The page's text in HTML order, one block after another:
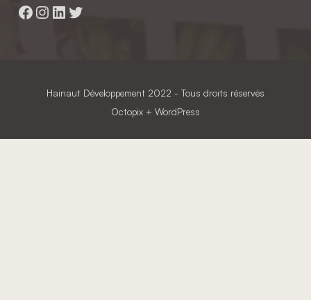
Facebook
Instagram
LinkedIn
Twitter
Hainaut Développement 2022 - Tous droits réservés
Octopix + WordPress